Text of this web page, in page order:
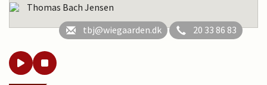
Thomas Bach Jensen
tbj@wiegaarden.dk
20 33 86 83